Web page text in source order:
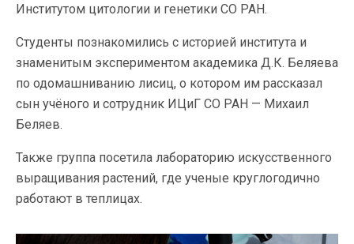
Институтом цитологии и генетики СО РАН.
Студенты познакомились с историей института и
знаменитым экспериментом академика Д.К. Беляева
по одомашниванию лисиц, о котором им рассказал
сын учёного и сотрудник ИЦиГ СО РАН — Михаил
Беляев.
Также группа посетила лабораторию искусственного
выращивания растений, где ученые круглогодично
работают в теплицах.